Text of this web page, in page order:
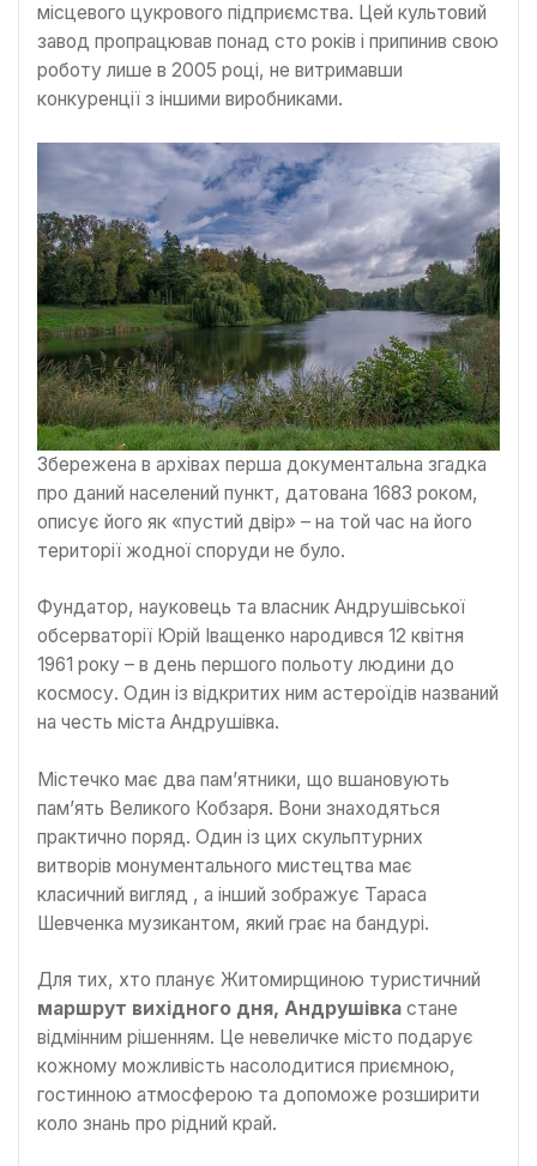
місцевого цукрового підприємства. Цей культовий
завод пропрацював понад сто років і припинив свою
роботу лише в 2005 році, не витримавши
конкуренції з іншими виробниками.
Збережена в архівах перша документальна згадка
про даний населений пункт, датована 1683 роком,
описує його як «пустий двір» – на той час на його
території жодної споруди не було.
Фундатор, науковець та власник Андрушівської
обсерваторії Юрій Іващенко народився 12 квітня
1961 року – в день першого польоту людини до
космосу. Один із відкритих ним астероїдів названий
на честь міста Андрушівка.
Містечко має два пам’ятники, що вшановують
пам’ять Великого Кобзаря. Вони знаходяться
практично поряд. Один із цих скульптурних
витворів монументального мистецтва має
класичний вигляд , а інший зображує Тараса
Шевченка музикантом, який грає на бандурі.
Для тих, хто планує Житомирщиною туристичний
маршрут вихідного дня, Андрушівка стане
відмінним рішенням. Це невеличке місто подарує
кожному можливість насолодитися приємною,
гостинною атмосферою та допоможе розширити
коло знань про рідний край.